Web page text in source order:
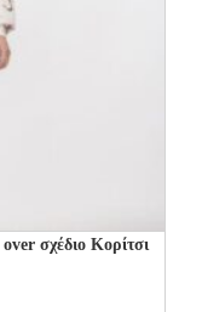
σχέδιο Κορίτσι